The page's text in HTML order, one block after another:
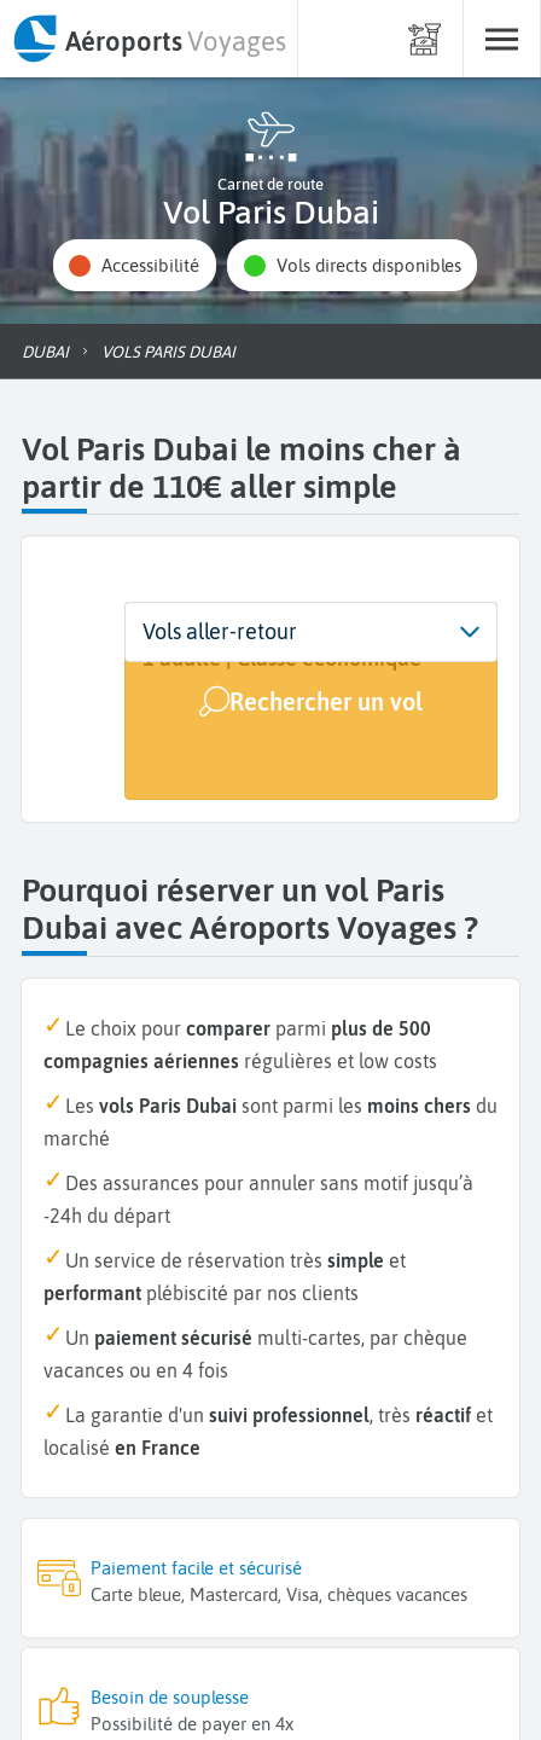
AéroportsVoyages
Carnet de route
Vol Paris Dubai
Accessibilité Vols directs disponibles
DUBAI VOLS PARIS DUBAI
Vol Paris Dubai le moins cher à
partir de 110€ aller simple
Départ
Paris (PAR)
Dates
Dates de votre voyage
Voyageurs | Classe
1 adulte | Classe économique
Rechercher un vol
Vols aller-retour
Pourquoi réserver un vol Paris
Dubai avec Aéroports Voyages ?
Le choix pour comparer parmi plus de 500
compagnies aériennes régulières et low costs
Les vols Paris Dubai sont parmi les moins chers du
marché
Des assurances pour annuler sans motif jusqu’à
-24h du départ
Un service de réservation très simple et
performant plébiscité par nos clients
Un paiement sécurisé multi-cartes, par chèque
vacances ou en 4 fois
La garantie d'un suivi professionnel, très réactif et
localisé en France
Paiement facile et sécurisé
Carte bleue, Mastercard, Visa, chèques vacances
Besoin de souplesse
Possibilité de payer en 4x